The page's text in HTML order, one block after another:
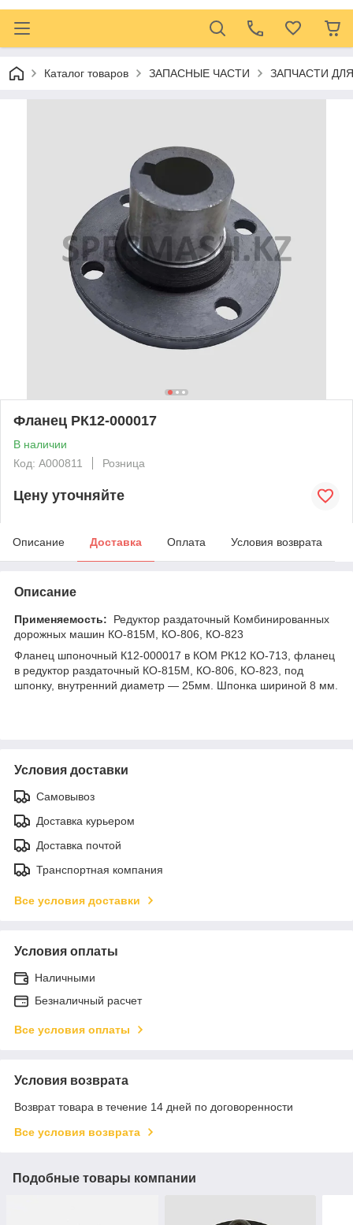
Каталог товаров ЗАПАСНЫЕ ЧАСТИ ЗАПЧАСТИ
Фланец РК12-000017
В наличии
Код: А000811
Розница
Цену уточняйте
Описание Доставка Оплата Условия возврата
Описание
Применяемость:
Редуктор раздаточный Комбинированных
дорожных машин КО-815М, КО-806, КО-823
Фланец шпоночный К12-000017 в КОМ РК12 КО-713, фланец
в редуктор раздаточный КО-815М, КО-806, КО-823, под
шпонку, внутренний диаметр — 25мм. Шпонка шириной 8 мм.
Условия доставки
Самовывоз
Доставка курьером
Доставка почтой
Транспортная компания
Все условия доставки
Условия оплаты
Наличными
Безналичный расчет
Все условия оплаты
Условия возврата
Возврат товара в течение 14 дней по договоренности
Все условия возврата
Подобные товары компании